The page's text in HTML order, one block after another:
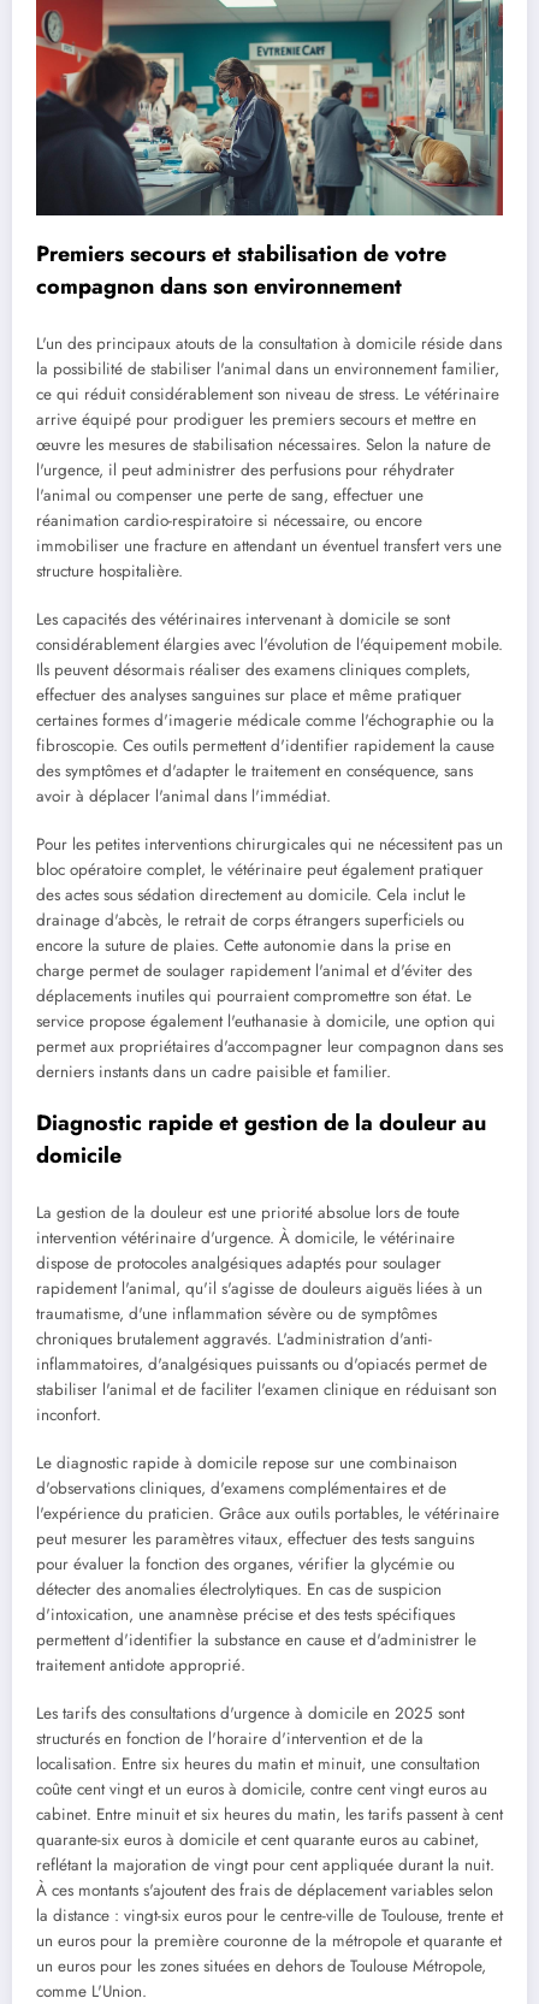
Premiers secours et stabilisation de votre
compagnon dans son environnement
L'un des principaux atouts de la consultation à domicile réside dans
la possibilité de stabiliser l'animal dans un environnement familier,
ce qui réduit considérablement son niveau de stress. Le vétérinaire
arrive équipé pour prodiguer les premiers secours et mettre en
œuvre les mesures de stabilisation nécessaires. Selon la nature de
l'urgence, il peut administrer des perfusions pour réhydrater
l'animal ou compenser une perte de sang, effectuer une
réanimation cardio-respiratoire si nécessaire, ou encore
immobiliser une fracture en attendant un éventuel transfert vers une
structure hospitalière.
Les capacités des vétérinaires intervenant à domicile se sont
considérablement élargies avec l'évolution de l'équipement mobile.
Ils peuvent désormais réaliser des examens cliniques complets,
effectuer des analyses sanguines sur place et même pratiquer
certaines formes d'imagerie médicale comme l'échographie ou la
fibroscopie. Ces outils permettent d'identifier rapidement la cause
des symptômes et d'adapter le traitement en conséquence, sans
avoir à déplacer l'animal dans l'immédiat.
Pour les petites interventions chirurgicales qui ne nécessitent pas un
bloc opératoire complet, le vétérinaire peut également pratiquer
des actes sous sédation directement au domicile. Cela inclut le
drainage d'abcès, le retrait de corps étrangers superficiels ou
encore la suture de plaies. Cette autonomie dans la prise en
charge permet de soulager rapidement l'animal et d'éviter des
déplacements inutiles qui pourraient compromettre son état. Le
service propose également l'euthanasie à domicile, une option qui
permet aux propriétaires d'accompagner leur compagnon dans ses
derniers instants dans un cadre paisible et familier.
Diagnostic rapide et gestion de la douleur au
domicile
La gestion de la douleur est une priorité absolue lors de toute
intervention vétérinaire d'urgence. À domicile, le vétérinaire
dispose de protocoles analgésiques adaptés pour soulager
rapidement l'animal, qu'il s'agisse de douleurs aiguës liées à un
traumatisme, d'une inflammation sévère ou de symptômes
chroniques brutalement aggravés. L'administration d'anti-
inflammatoires, d'analgésiques puissants ou d'opiacés permet de
stabiliser l'animal et de faciliter l'examen clinique en réduisant son
inconfort.
Le diagnostic rapide à domicile repose sur une combinaison
d'observations cliniques, d'examens complémentaires et de
l'expérience du praticien. Grâce aux outils portables, le vétérinaire
peut mesurer les paramètres vitaux, effectuer des tests sanguins
pour évaluer la fonction des organes, vérifier la glycémie ou
détecter des anomalies électrolytiques. En cas de suspicion
d'intoxication, une anamnèse précise et des tests spécifiques
permettent d'identifier la substance en cause et d'administrer le
traitement antidote approprié.
Les tarifs des consultations d'urgence à domicile en 2025 sont
structurés en fonction de l'horaire d'intervention et de la
localisation. Entre six heures du matin et minuit, une consultation
coûte cent vingt et un euros à domicile, contre cent vingt euros au
cabinet. Entre minuit et six heures du matin, les tarifs passent à cent
quarante-six euros à domicile et cent quarante euros au cabinet,
reflétant la majoration de vingt pour cent appliquée durant la nuit.
À ces montants s'ajoutent des frais de déplacement variables selon
la distance : vingt-six euros pour le centre-ville de Toulouse, trente et
un euros pour la première couronne de la métropole et quarante et
un euros pour les zones situées en dehors de Toulouse Métropole,
comme L'Union.